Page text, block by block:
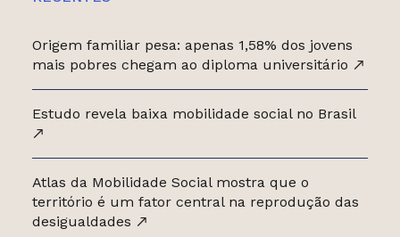
Origem familiar pesa: apenas 1,58% dos jovens
mais pobres chegam ao diploma universitário
Estudo revela baixa mobilidade social no Brasil
Atlas da Mobilidade Social mostra que o
território é um fator central na reprodução das
desigualdades